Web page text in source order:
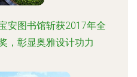
安图书馆斩获2017年全
，彰显奥雅设计功力